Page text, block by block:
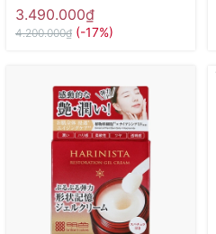
Thâm Sạm Nám Transino
Nhật Bản
3.490.000₫
4.200.000₫ (-17%)